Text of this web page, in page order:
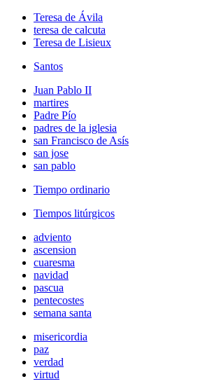
Teresa de Ávila
teresa de calcuta
Teresa de Lisieux
Santos
Juan Pablo II
martires
Padre Pío
padres de la iglesia
san Francisco de Asís
san jose
san pablo
Tiempo ordinario
Tiempos litúrgicos
adviento
ascension
cuaresma
navidad
pascua
pentecostes
semana santa
misericordia
paz
verdad
virtud